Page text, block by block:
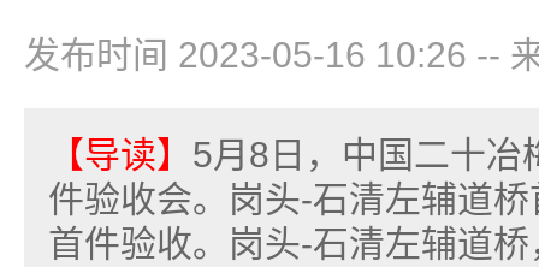
发布时间 2023-05-16 10:26 --
【导读】 5月8日，中国二十冶
件验收会。岗头-石清左辅道
首件验收。岗头-石清左辅道